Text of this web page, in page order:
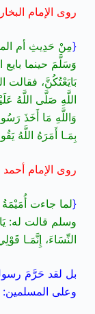
روى الإمام
{مِنْ حَدِيثِ أم
وَسَلَّمَ حينما
بَايَعْتُكُنَّ،
اللَّهِ صَلَّى اللَّهُ
وَاللَّهِ مَا أَخَذَ
بِمَـا أَمَرَهُ اللَّهُ
روى الإمام
{لما جاءت
وسلم قالت له:
النِّسَاءَ، إِنَّمَـا
بل لقد حَرَّمَ
وعلى المسلمين: